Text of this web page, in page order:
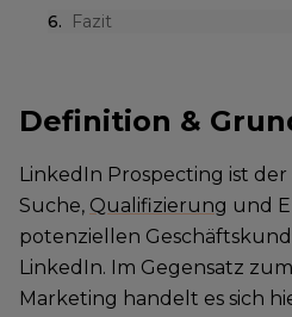
6. Fazit
Definition &
LinkedIn Prospecting ist
Suche, Qualifizierung und
potenziellen
LinkedIn. Im Gegensatz
Marketing handelt es sich